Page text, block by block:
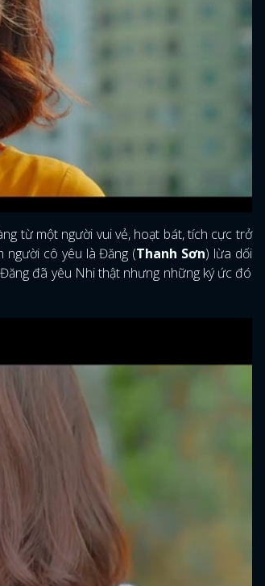
từ một người vui vẻ, hoạt bát, tích cực trở
người cô yêu là Đăng (Thanh Sơn) lừa dối
đã yêu Nhi thật nhưng những ký ức đó